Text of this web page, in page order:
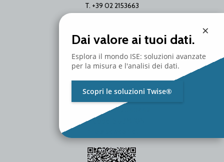
T. +39 02 2153663
P.Iva / C.F. 01642060469
SDI Code: SUBM70N
×
Dai valore ai tuoi dati.
Esplora il mondo ISE: soluzioni avanzate
per la misura e l'analisi dei dati.
Scopri le soluzioni Twise®